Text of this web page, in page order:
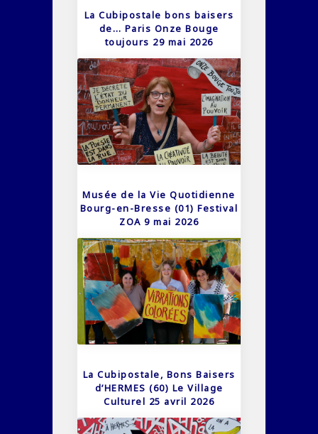
La Cubipostale bons baisers
de… Paris Onze Bouge
toujours 29 mai 2026
Musée de la Vie Quotidienne
Bourg-en-Bresse (01) Festival
ZOA 9 mai 2026
La Cubipostale, Bons Baisers
d’HERMES (60) Le Village
Culturel 25 avril 2026